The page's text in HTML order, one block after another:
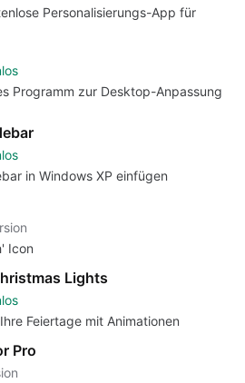
Personalisierungs-App für
Programm zur Desktop-Anpassung
in Windows XP einfügen
Icon
Lights
Feiertage mit Animationen
Pro